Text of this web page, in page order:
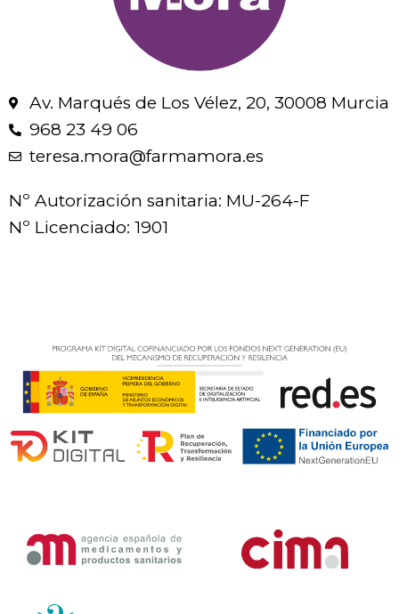
Av. Marqués de Los Vélez, 20, 30008 Murcia
968 23 49 06
teresa.mora@farmamora.es
Nº Autorización sanitaria: MU-264-F
Nº Licenciado: 1901